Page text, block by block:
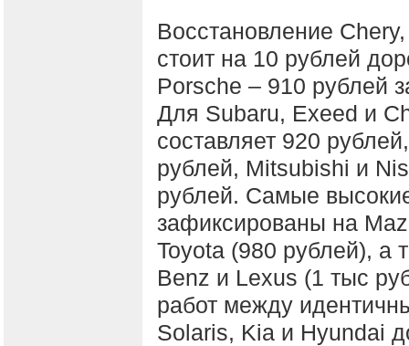
Восстановление
стоит на 10 рублей
Porsche – 910 рублей
Для Subaru, Exeed и
составляет 920
рублей, Mitsubishi и
рублей. Самые
зафиксированы на
Toyota (980 рублей), а
Benz и Lexus (1 тыс
работ между
Solaris, Kia и Hyundai